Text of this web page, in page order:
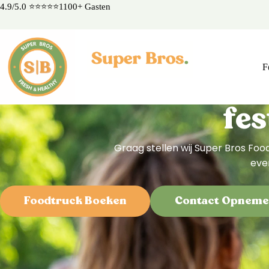
4.9/5.0 ⭐⭐⭐⭐⭐1100+ Gasten
Graag stellen wij Super Bros
Foodtruck Boeken Contact